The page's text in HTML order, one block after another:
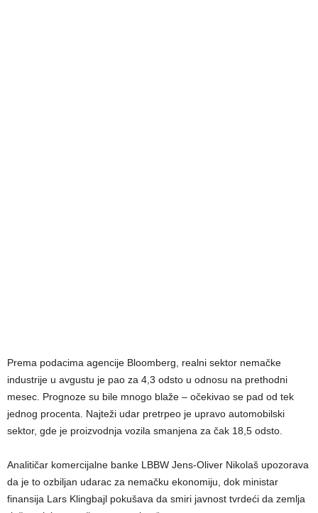
Prema podacima agencije Bloomberg, realni sektor nemačke
industrije u avgustu je pao za 4,3 odsto u odnosu na prethodni
mesec. Prognoze su bile mnogo blaže – očekivao se pad od tek
jednog procenta. Najteži udar pretrpeo je upravo automobilski
sektor, gde je proizvodnja vozila smanjena za čak 18,5 odsto.
Analitičar komercijalne banke LBBW Jens-Oliver Nikolaš upozorava
da je to ozbiljan udarac za nemačku ekonomiju, dok ministar
finansija Lars Klingbajl pokušava da smiri javnost tvrdeći da zemlja